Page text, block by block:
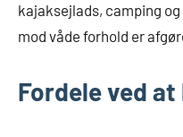
kajaksejlads, camping
mod våde forhold er
Fordele ved